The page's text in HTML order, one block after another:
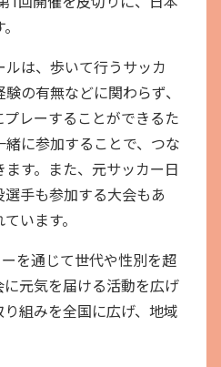
は、歩いて行うサッカ
の有無などに関わらず、
レーすることができるた
に参加することで、つな
す。また、元サッカー日
手も参加する大会もあ
います。
を通じて世代や性別を超
元気を届ける活動を広げ
組みを全国に広げ、地域